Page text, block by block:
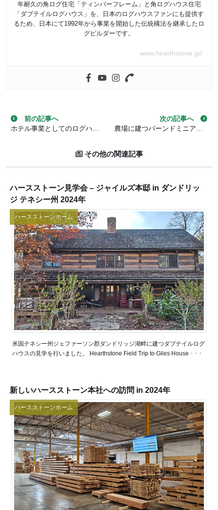
年耐久の角ログ住宅「ティンバーフレーム」と角ログハウス住宅
「ダブテイルログハウス」を、日本のログハウスファンにも提供す
るため、日本にて1992年から事業を開始した伝統構法を継承したロ
グビルダーです。
www.hearthstone.jp/
投稿ナビゲーション
前の記事へ
ホテル事業としてのログハウス投資 – ログハウス宿泊事業の導入・運営戦略【後編】
次の記事へ
農場に建つバーンドミニアムのサンダース邸 in アメリカ合衆国
その他の関連記事
ハースストーン見学会 – ジャイルズ本邸 in ダンドリッ
ジ テネシー州 2024年
ハースストーンホーム
米国テネシー州ジェファーソン郡ダンドリッジ湖畔に建つダブテイルログ
ハウスの見学を行いました。 Hearthstone Field Trip to Giles House ･ ･ ･
新しいハースストーン本社への訪問 in 2024年
ハースストーンホーム